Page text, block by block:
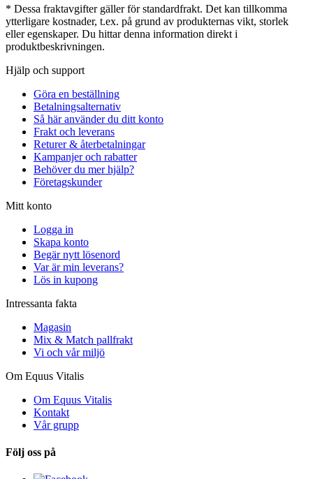
* Dessa fraktavgifter gäller för standardfrakt. Det kan tillkomma
ytterligare kostnader, t.ex. på grund av produkternas vikt, storlek
eller egenskaper. Du hittar denna information direkt i
produktbeskrivningen.
Hjälp och support
Göra en beställning
Betalningsalternativ
Så här använder du ditt konto
Frakt och leverans
Returer & återbetalningar
Kampanjer och rabatter
Behöver du mer hjälp?
Företagskunder
Mitt konto
Logga in
Skapa konto
Begär nytt lösenord
Var är min leverans?
Lös in kupong
Intressanta fakta
Magasin
Mix & Match pallfrakt
Vi och vår miljö
Om Equus Vitalis
Om Equus Vitalis
Kontakt
Vår grupp
Följ oss på